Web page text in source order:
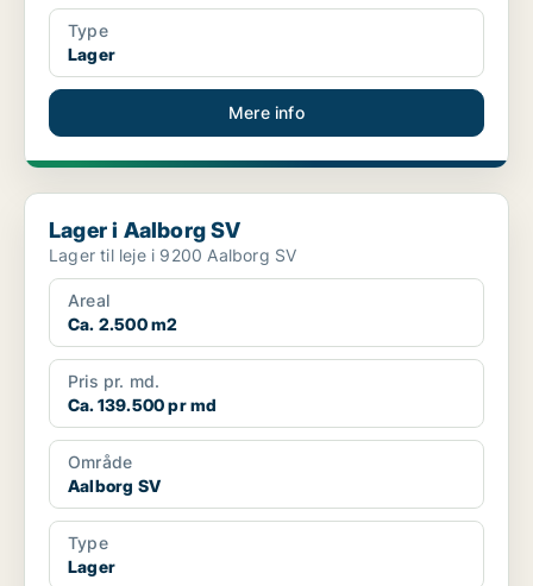
Type
Lager
Mere info
Lager i Aalborg SV
Lager i Aalborg SV
Lager til leje i 9200 Aalborg SV
Areal
Ca. 2.500 m2
Pris pr. md.
Ca. 139.500 pr md
Område
Aalborg SV
Type
Lager